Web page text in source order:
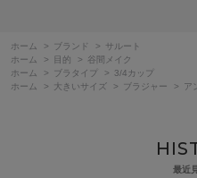
ホーム > ブランド >
サルート
ホーム
> 目的 >
谷間メイク
ホーム
> ブラタイプ >
3/4カップ
ホーム
> 大きいサイズ > ブラジャー > ア
最近